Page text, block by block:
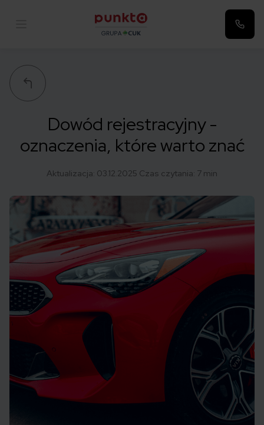
Dowód rejestracyjny -
oznaczenia, które warto znać
Aktualizacja: 03.12.2025 Czas czytania: 7 min